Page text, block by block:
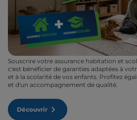
Souscrire votre assurance habitation et
c'est bénéficier de garanties adaptées à
et à la scolarité de vos enfants. Profitez
et d'un accompagnement de qualité.
Découvrir